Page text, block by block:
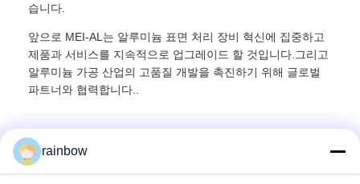
습니다.
앞으로 MEI-AL는 알루미늄 표면 처리 장비 혁신에 집중하고
제품과 서비스를 지속적으로 업그레이드 할 것입니다.그리고
알루미늄 가공 산업의 고품질 개발을 촉진하기 위해 글로벌
파트너와 협력합니다..
rainbow